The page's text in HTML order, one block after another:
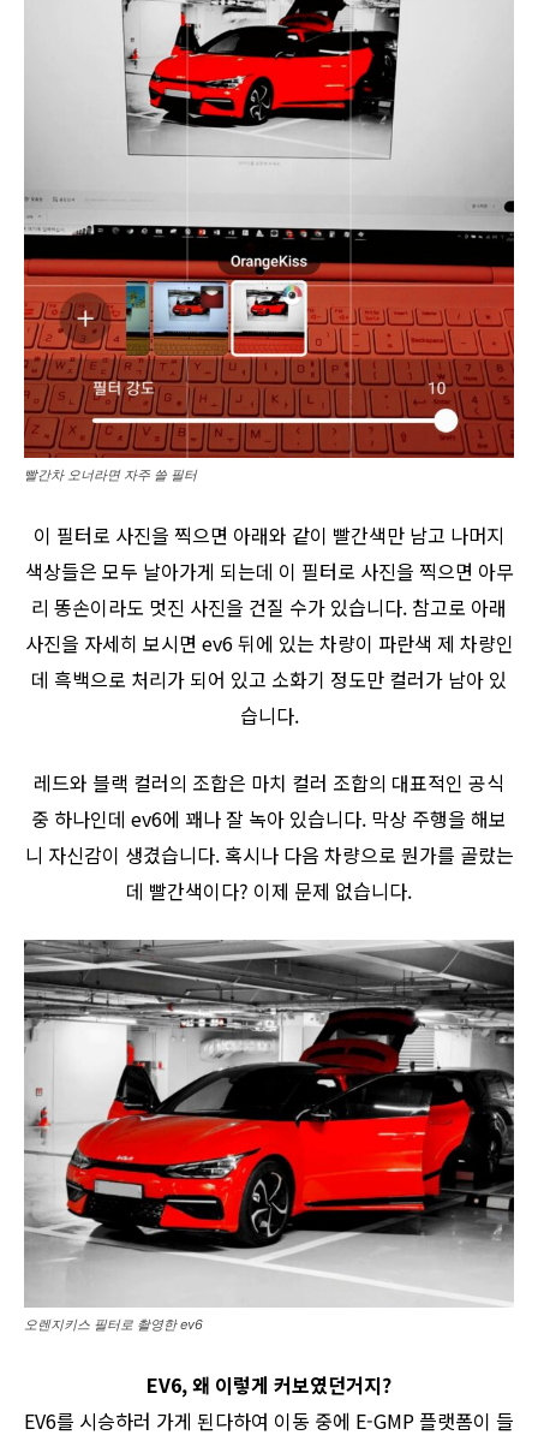
빨간차 오너라면 자주 쓸 필터
이 필터로 사진을 찍으면 아래와 같이 빨간색만 남고 나머지
색상들은 모두 날아가게 되는데 이 필터로 사진을 찍으면 아무
리 똥손이라도 멋진 사진을 건질 수가 있습니다. 참고로 아래
사진을 자세히 보시면 ev6 뒤에 있는 차량이 파란색 제 차량인
데 흑백으로 처리가 되어 있고 소화기 정도만 컬러가 남아 있
습니다.
레드와 블랙 컬러의 조합은 마치 컬러 조합의 대표적인 공식
중 하나인데 ev6에 꽤나 잘 녹아 있습니다. 막상 주행을 해보
니 자신감이 생겼습니다. 혹시나 다음 차량으로 뭔가를 골랐는
데 빨간색이다? 이제 문제 없습니다.
오렌지키스 필터로 촬영한 ev6
EV6, 왜 이렇게 커보였던거지?
EV6를 시승하러 가게 된다하여 이동 중에 E-GMP 플랫폼이 들